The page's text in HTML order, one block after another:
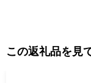
この返礼品を見